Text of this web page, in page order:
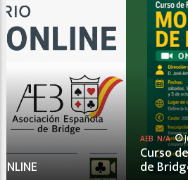
Jul 17
Curso de Formación y
de Bridge